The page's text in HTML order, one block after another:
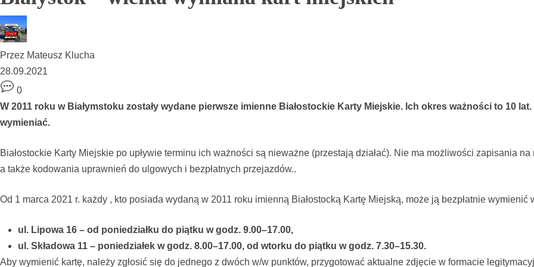
Przez Mateusz Klucha
28.09.2021
0
W 2011 roku w Białymstoku zostały wydane pierwsze imienne Białostockie Karty Miejskie. Ich okres ważności to 10
wymieniać.
Białostockie Karty Miejskie po upływie terminu ich ważności są nieważne (przestają działać). Nie ma możliwości zapisania
a także kodowania uprawnień do ulgowych i bezpłatnych przejazdów..
Od 1 marca 2021 r. każdy , kto posiada wydaną w 2011 roku imienną Białostocką Kartę Miejską, może ją bezpłatnie
ul. Lipowa 16 – od poniedziałku do piątku w godz. 9.00–17.00,
ul. Składowa 11 – poniedziałek w godz. 8.00–17.00, od wtorku do piątku w godz. 7.30–15.30.
Aby wymienić kartę, należy zgłosić się do jednego z dwóch w/w punktów, przygotować aktualne zdjęcie w formacie